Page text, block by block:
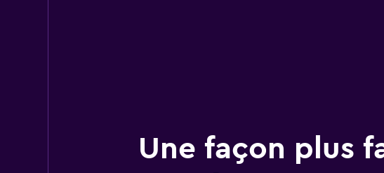
Une façon plus